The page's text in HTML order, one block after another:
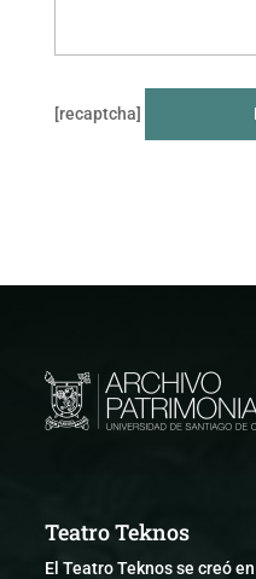
[recaptcha]
Teatro Teknos
El Teatro Teknos se creó